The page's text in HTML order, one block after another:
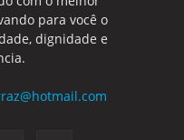
para você o
dignidade e